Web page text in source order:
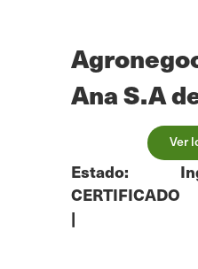
Ana S.A
Ver
Estado:
CERTIFICADO
|